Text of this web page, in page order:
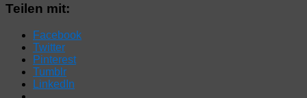
Teilen mit:
Facebook
Twitter
Pinterest
Tumblr
LinkedIn